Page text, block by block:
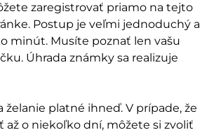
zaregistrovať priamo na tejto
Postup je veľmi jednoduchý a
minút. Musíte poznať len vašu
Úhrada známky sa realizuje
želanie platné ihneď. V prípade, že
až o niekoľko dní, môžete si zvoliť